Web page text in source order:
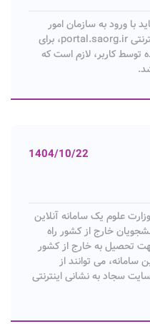
با ورود به سازمان امور
دانشجویان وزارت علوم به نشانی اینترنتی portal.saorg.ir، برای
کاربر، لازم است که
1404/10/22
علوم یک سامانه آنلاین
خارج از کشور راه
تحصیل به خارج از کشور
سامانه، می توانند از
سجاد به نشانی اینترنتی